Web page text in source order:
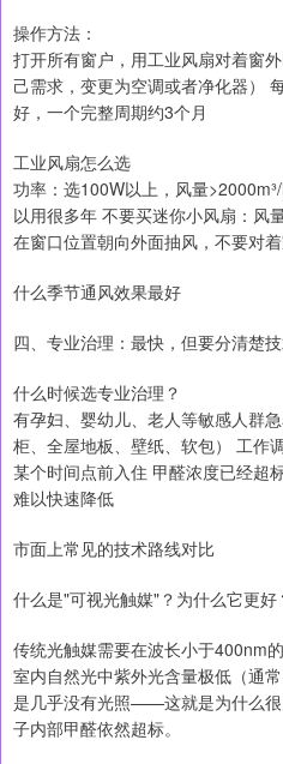
操作方法：
打开所有窗户，用工业风扇对着窗
己需求，变更为空调或者净化器）
好，一个完整周期约3个月
工业风扇怎么选
功率：选100W以上，风量
以用很多年 不要买迷你小风扇：风
在窗口位置朝向外面抽风，不要对
什么季节通风效果最好
四、专业治理：最快，但要分清楚
什么时候选专业治理？
有孕妇、婴幼儿、老人等敏感人群
柜、全屋地板、壁纸、软包） 工作
某个时间点前入住 甲醛浓度已经超
难以快速降低
市面上常见的技术路线对比
什么是"可视光触媒"？为什么它更好
传统光触媒需要在波长小于400nm
室内自然光中紫外光含量极低（通
是几乎没有光照——这就是为什么
子内部甲醛依然超标。